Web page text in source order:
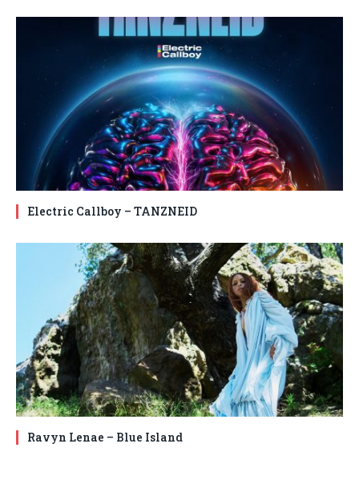
Electric Callboy – TANZNEID
Ravyn Lenae – Blue Island